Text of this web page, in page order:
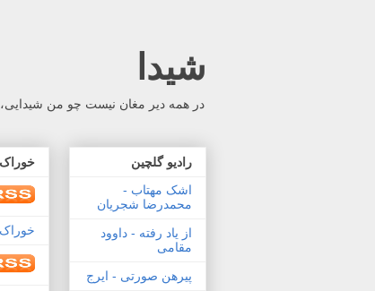
شیدا
در همه دیر مغان نیست چو من
رادیو گلچین
اشک مهتاب -
محمدرضا شجریان
از یاد رفته - داوود
مقامی
پیرهن صورتی - ایرج
خوراک